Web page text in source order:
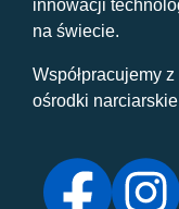
innowacji
na świecie.
Współpracujemy
ośrodki